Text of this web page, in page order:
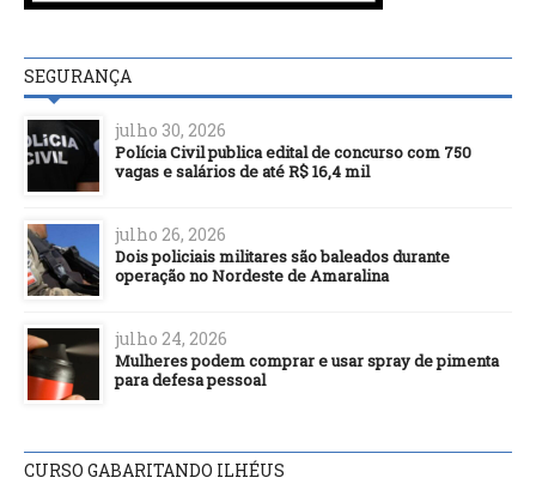
SEGURANÇA
julho 30, 2026
Polícia Civil publica edital de concurso com 750
vagas e salários de até R$ 16,4 mil
julho 26, 2026
Dois policiais militares são baleados durante
operação no Nordeste de Amaralina
julho 24, 2026
Mulheres podem comprar e usar spray de pimenta
para defesa pessoal
CURSO GABARITANDO ILHÉUS